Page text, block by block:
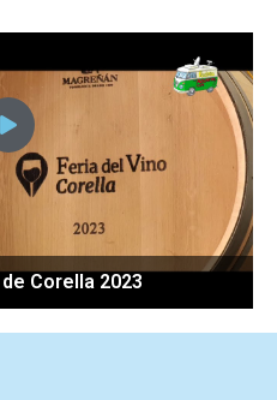
Corella 2023